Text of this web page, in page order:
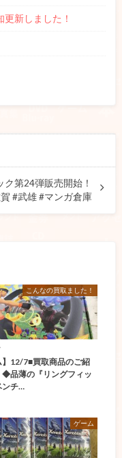
新しました！
第24弾販売開始！
#武雄 #マンガ倉庫
こんなの買取ました！
】12/7■買取商品のご紹
◆品薄の『リングフィッ
ンチ…
ゲーム